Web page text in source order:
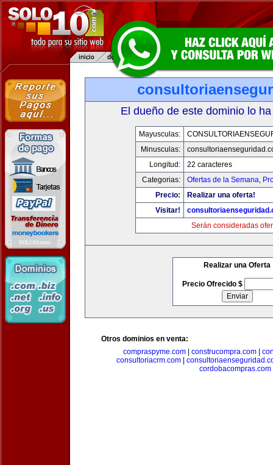
El dueño de este dominio lo
Mayusculas:
Minusculas:
Longitud:
22 caracteres
Categorias:
Ofertas de la Semana,
Precio:
Realizar una oferta!
Visitar!
Serán consideradas
Realizar una Oferta
Precio Ofrecido $
Otros dominios en venta:
compraspyme.com
construcompra.com
consultoriacrm.com|
cordobacompras.com